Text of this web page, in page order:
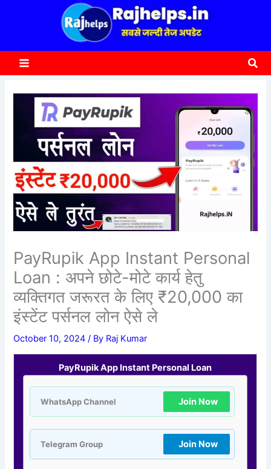
PayRupik App Instant Personal
Loan : अपने छोटे-मोटे कार्य हेतु
व्यक्तिगत जरूरत के लिए ₹20,000 का
इंस्टेंट पर्सनल लोन ऐसे ले
October 10, 2024/ By Raj Kumar
PayRupik App Instant Personal Loan
WhatsApp Channel Join Now
Telegram Group Join Now
c